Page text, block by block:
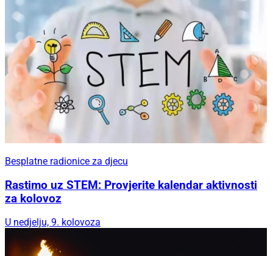
Besplatne radionice za djecu
Rastimo uz STEM: Provjerite kalendar aktivnosti
za kolovoz
U nedjelju, 9. kolovoza